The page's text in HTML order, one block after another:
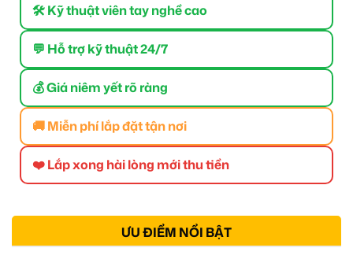
🛠 Kỹ thuật viên tay nghề cao
💬 Hỗ trợ kỹ thuật 24/7
💰 Giá niêm yết rõ ràng
🚚 Miễn phí lắp đặt tận nơi
❤️ Lắp xong hài lòng mới thu tiền
ƯU ĐIỂM NỔI BẬT